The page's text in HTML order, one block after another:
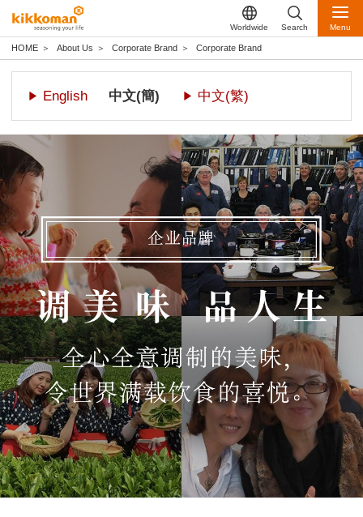
Worldwide Search Menu
HOME About Us Corporate Brand Corporate Brand
English 中文(簡) 中文(繁)